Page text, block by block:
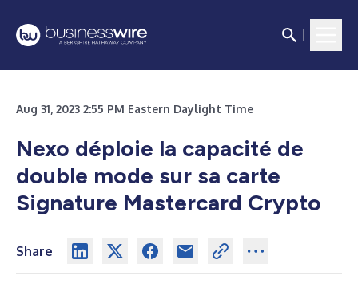
Aug 31, 2023 2:55 PM Eastern Daylight Time
Nexo déploie la capacité de
double mode sur sa carte
Signature Mastercard Crypto
Share